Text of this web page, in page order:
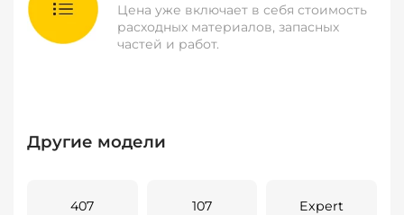
Цена уже включает в себя стоимость
расходных материалов, запасных
частей и работ.
Другие модели
407 107 Expert